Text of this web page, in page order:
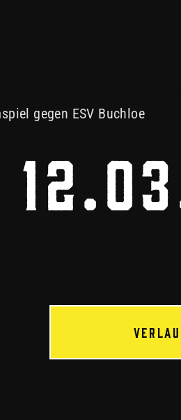
gegen ESV Buchloe